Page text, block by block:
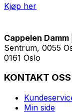
Kjøp her
Cappelen Damm
Sentrum, 0055
0161 Oslo
KONTAKT OSS
Min side